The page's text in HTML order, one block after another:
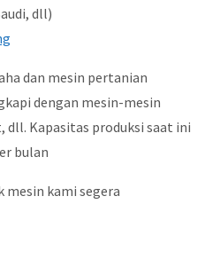
dll)
dan mesin pertanian
dengan mesin-mesin
Kapasitas produksi saat ini
bulan
mesin kami segera